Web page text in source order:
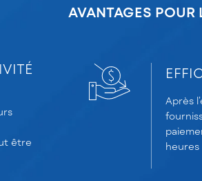
être
AVANTAGES POUR
Après
heures